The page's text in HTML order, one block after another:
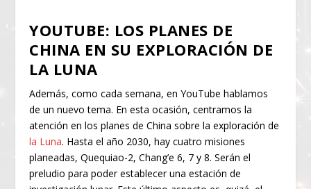
YOUTUBE: LOS PLANES DE
CHINA EN SU EXPLORACIÓN DE
LA LUNA
Además, como cada semana, en YouTube hablamos
de un nuevo tema. En esta ocasión, centramos la
atención en los planes de China sobre la exploración de
la Luna. Hasta el año 2030, hay cuatro misiones
planeadas, Quequiao-2, Chang’e 6, 7 y 8. Serán el
preludio para poder establecer una estación de